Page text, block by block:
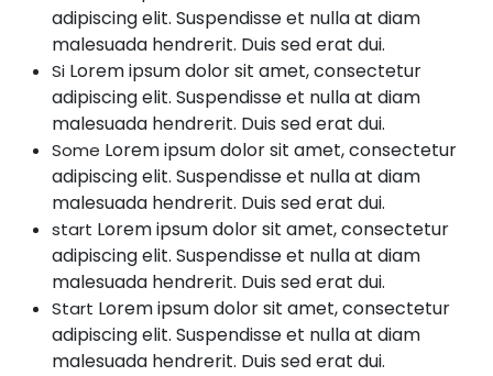
adipiscing elit. Suspendisse et nulla at diam
malesuada hendrerit. Duis sed erat dui.
Si Lorem ipsum dolor sit amet, consectetur
adipiscing elit. Suspendisse et nulla at diam
malesuada hendrerit. Duis sed erat dui.
Some Lorem ipsum dolor sit amet, consectetur
adipiscing elit. Suspendisse et nulla at diam
malesuada hendrerit. Duis sed erat dui.
start Lorem ipsum dolor sit amet, consectetur
adipiscing elit. Suspendisse et nulla at diam
malesuada hendrerit. Duis sed erat dui.
Start Lorem ipsum dolor sit amet, consectetur
adipiscing elit. Suspendisse et nulla at diam
malesuada hendrerit. Duis sed erat dui.